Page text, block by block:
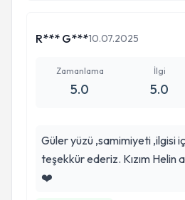
R*** G***10.07.2025
Zamanlama
5.0
İlgi
5.0
Güler yüzü ,samimiyeti ,ilgisi
teşekkür ederiz. Kızım Helin
❤️